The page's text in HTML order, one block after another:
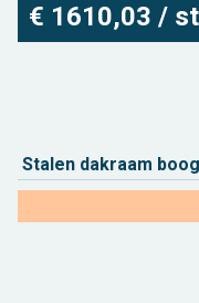
€ 1610,03 /
Sta­len dak­raam